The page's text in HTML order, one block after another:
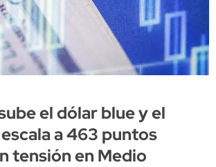
el dólar blue y el
a 463 puntos
tensión en Medio